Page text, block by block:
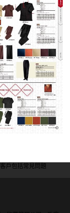
客戶包括常見問題